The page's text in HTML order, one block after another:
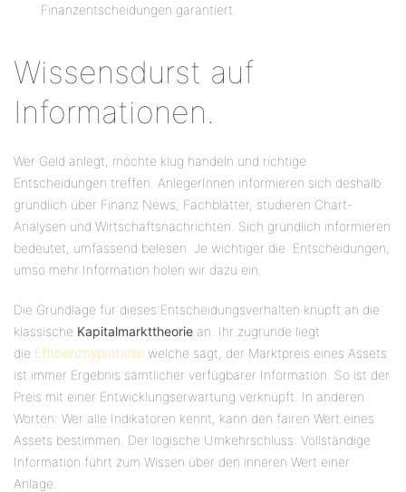
Finanzentscheidungen garantiert.
Wissensdurst auf
Informationen.
Wer Geld anlegt, möchte klug handeln und richtige
Entscheidungen treffen. AnlegerInnen informieren sich deshalb
gründlich über Finanz News, Fachblätter, studieren Chart-
Analysen und Wirtschaftsnachrichten. Sich gründlich informieren
bedeutet, umfassend belesen. Je wichtiger die Entscheidungen,
umso mehr Information holen wir dazu ein.
Die Grundlage für dieses Entscheidungsverhalten knüpft an die
klassische Kapitalmarkttheorie an. Ihr zugrunde liegt
die Effizienzhypothese welche sagt, der Marktpreis eines Assets
ist immer Ergebnis sämtlicher verfügbarer Information. So ist der
Preis mit einer Entwicklungserwartung verknüpft. In anderen
Worten: Wer alle Indikatoren kennt, kann den fairen Wert eines
Assets bestimmen. Der logische Umkehrschluss: Vollständige
Information führt zum Wissen über den inneren Wert einer
Anlage.